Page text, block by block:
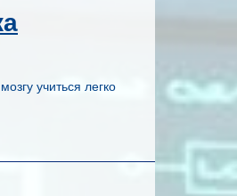
учиться легко